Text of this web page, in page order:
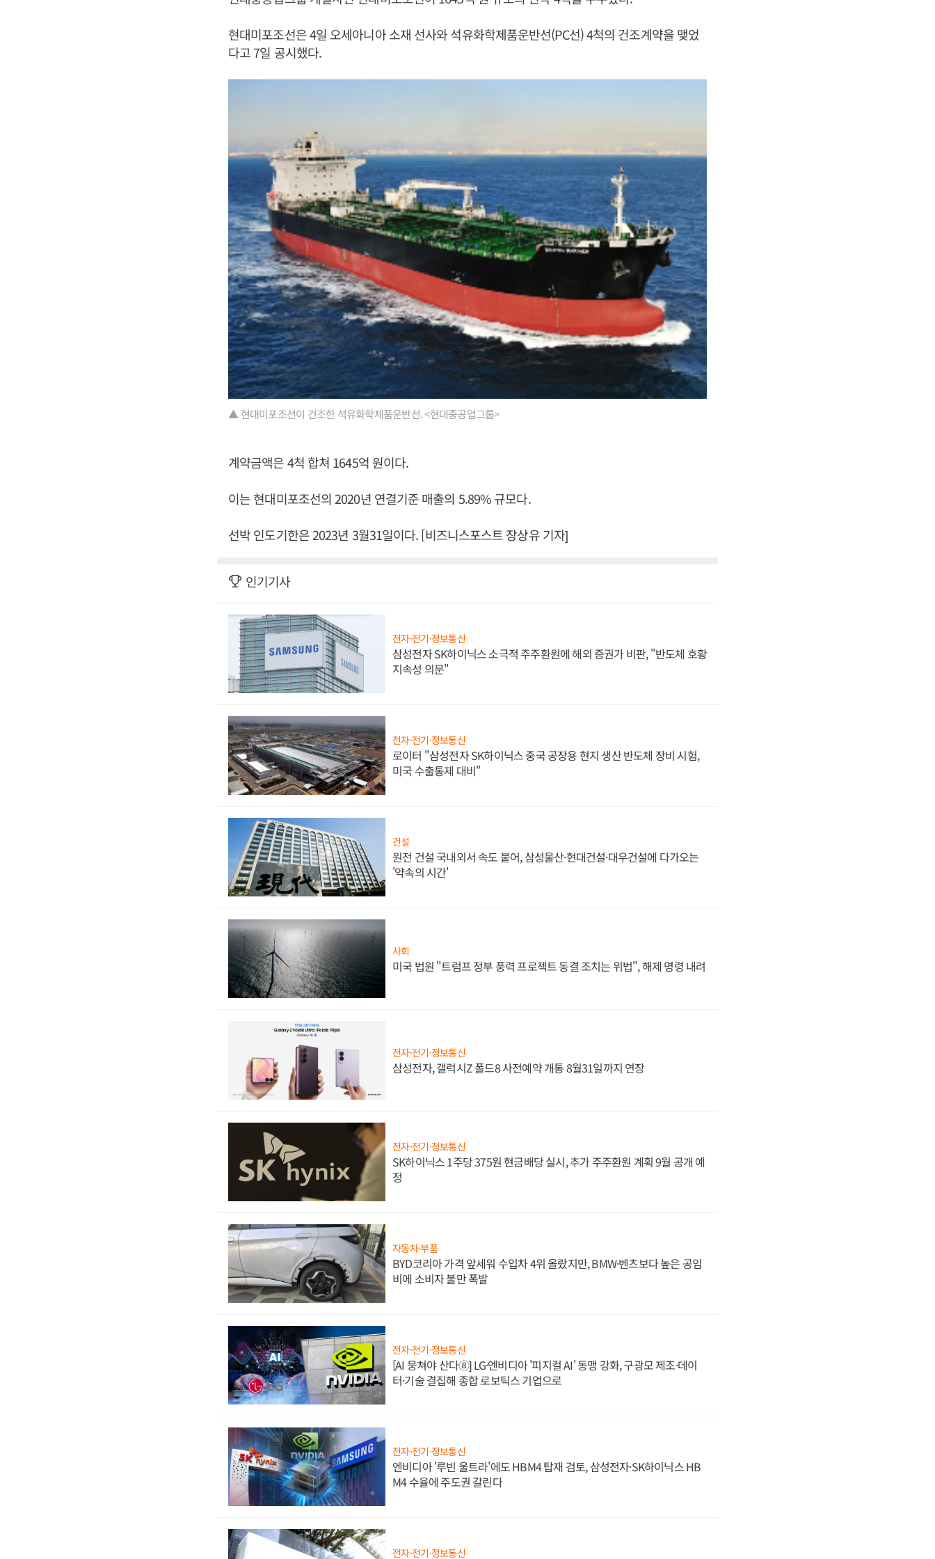
현대미포조선은 4일 오세아니아 소재 선사와 석유화학제품운반선(PC선) 4척의 건조계약을 맺었
다고 7일 공시했다.
▲ 현대미포조선이 건조한 석유화학제품운반선. <현대중공업그룹>
계약금액은 4척 합쳐 1645억 원이다.
이는 현대미포조선의 2020년 연결기준 매출의 5.89% 규모다.
선박 인도기한은 2023년 3월31일이다. [비즈니스포스트 장상유 기자]
인기기사
전자·전기·정보통신
삼성전자 SK하이닉스 소극적 주주환원에 해외 증권가 비판, "반도체 호황
지속성 의문"
전자·전기·정보통신
로이터 "삼성전자 SK하이닉스 중국 공장용 현지 생산 반도체 장비 시험,
미국 수출통제 대비"
건설
원전 건설 국내외서 속도 붙어, 삼성물산·현대건설·대우건설에 다가오는
'약속의 시간'
사회
미국 법원 "트럼프 정부 풍력 프로젝트 동결 조치는 위법", 해제 명령 내려
전자·전기·정보통신
삼성전자, 갤럭시Z 폴드8 사전예약 개통 8월31일까지 연장
전자·전기·정보통신
SK하이닉스 1주당 375원 현금배당 실시, 추가 주주환원 계획 9월 공개 예
정
자동차·부품
BYD코리아 가격 앞세워 수입차 4위 올랐지만, BMW·벤츠보다 높은 공임
비에 소비자 불만 폭발
전자·전기·정보통신
[AI 뭉쳐야 산다⑧] LG·엔비디아 '피지컬 AI' 동맹 강화, 구광모 제조·데이
터·기술 결집해 종합 로보틱스 기업으로
전자·전기·정보통신
엔비디아 '루빈 울트라'에도 HBM4 탑재 검토, 삼성전자·SK하이닉스 HB
M4 수율에 주도권 갈린다
전자·전기·정보통신